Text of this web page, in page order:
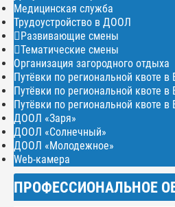
Медицинская служба
Трудоустройство в ДООЛ
Развивающие смены
Тематические смены
Организация загородного отдыха
Путёвки по региональной квоте
Путёвки по региональной квоте
Путёвки по региональной квоте
ДООЛ «Заря»
ДООЛ «Солнечный»
ДООЛ «Молодежное»
Web-камера
ПРОФЕССИОНАЛЬНОЕ